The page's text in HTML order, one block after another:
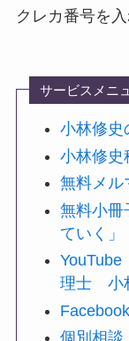
クレカ番号を
サービスメニ
小林修史
小林修史
無料メル
無料小冊
ていく」
YouTube
理士 小